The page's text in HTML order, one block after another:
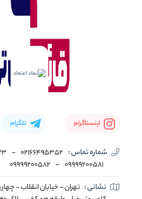
اینستاگرام تلگرام
شماره تماس : 02166495352
-
09999200581
-
09999200582
نشانی : تهران - خیابان انقلاب -